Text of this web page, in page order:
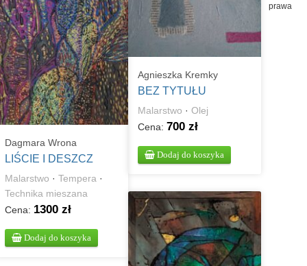
Dagmara Wrona
LIŚCIE I DESZCZ
Malarstwo · Tempera ·
Technika mieszana
Cena: 1300 zł
Dodaj do koszyka
Agnieszka Kremky
BEZ TYTUŁU
Malarstwo · Olej
Cena: 700 zł
Dodaj do koszyka
prawa